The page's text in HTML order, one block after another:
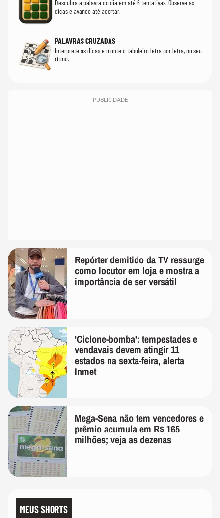
Descubra a palavra do dia em até 6 tentativas. Observe as
dicas e avance até acertar.
PALAVRAS CRUZADAS
Interprete as dicas e monte o tabuleiro letra por letra, no seu
ritmo.
PUBLICIDADE
Repórter demitido da TV ressurge
como locutor em loja e mostra a
importância de ser versátil
'Ciclone-bomba': tempestades e
vendavais devem atingir 11
estados na sexta-feira, alerta
Inmet
Mega-Sena não tem vencedores e
prêmio acumula em R$ 165
milhões; veja as dezenas
MEUS SHORTS